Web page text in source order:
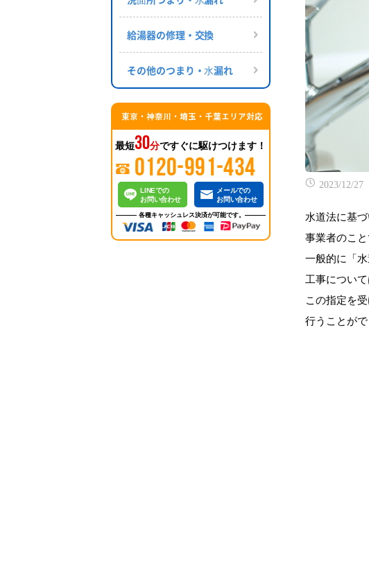
給湯器の修理・交換
その他のつまり・⽔漏れ
東京・神奈川・埼玉・千葉エリア対応
最短30分ですぐに駆けつけます！
0120-991-434
LINEでの
お問い合わせ
メールでの
お問い合わせ
各種キャッシュレス決済が可能です。
2023/12/27
水道法に基
事業者のこと
一般的に「
工事につい
この指定を
行うことがで